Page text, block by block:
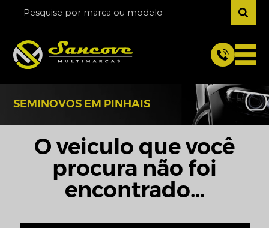
SEMINOVOS EM PINHAIS
O veiculo que você
procura não foi
encontrado...